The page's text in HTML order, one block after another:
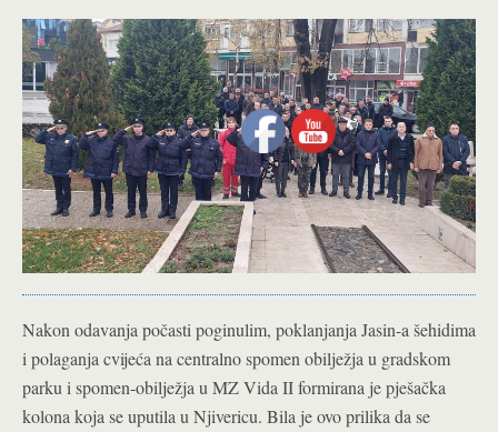
Nakon odavanja počasti poginulim, poklanjanja Jasin-a šehidima
i polaganja cvijeća na centralno spomen obilježja u gradskom
parku i spomen-obilježja u MZ Vida II formirana je pješačka
kolona koja se uputila u Njivericu. Bila je ovo prilika da se